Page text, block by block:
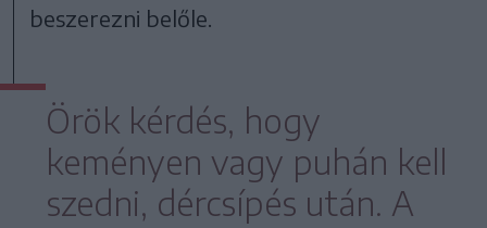
beszerezni belőle.
Örök kérdés, hogy
keményen vagy puhán kell
szedni, dércsípés után. A